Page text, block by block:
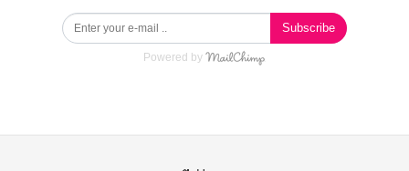
Subscribe
Powered by